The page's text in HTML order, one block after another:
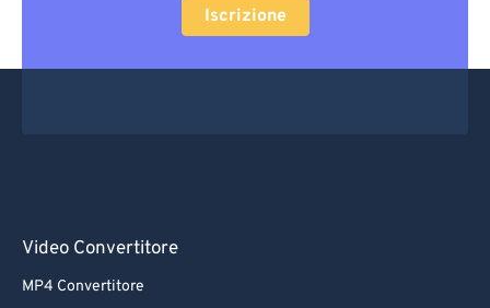
Iscrizione
Video Convertitore
MP4 Convertitore